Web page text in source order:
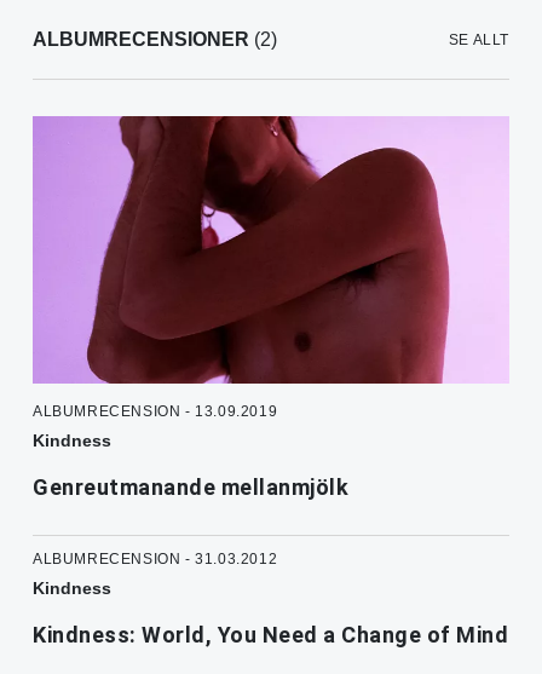
ALBUMRECENSIONER (2) SE ALLT
ALBUMRECENSION - 13.09.2019
Kindness
Genreutmanande mellanmjölk
ALBUMRECENSION - 31.03.2012
Kindness
Kindness: World, You Need a Change of Mind